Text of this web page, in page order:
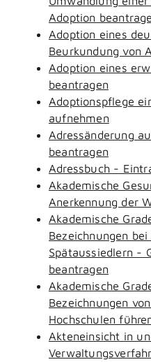
Adoption
Adoption eines
Beurkundung von
Adoption eines
beantragen
Adoptionspflege
aufnehmen
Adressänderung
beantragen
Adressbuch -
Akademische
Anerkennung der
Akademische
Bezeichnungen
Spätaussiedlern -
beantragen
Akademische
Bezeichnungen
Hochschulen
Akteneinsicht in